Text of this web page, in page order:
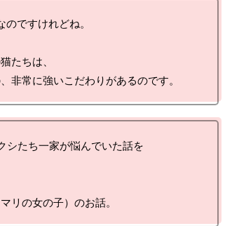
のですけれどね。
たちは、
シたち一家が悩んでいた話を